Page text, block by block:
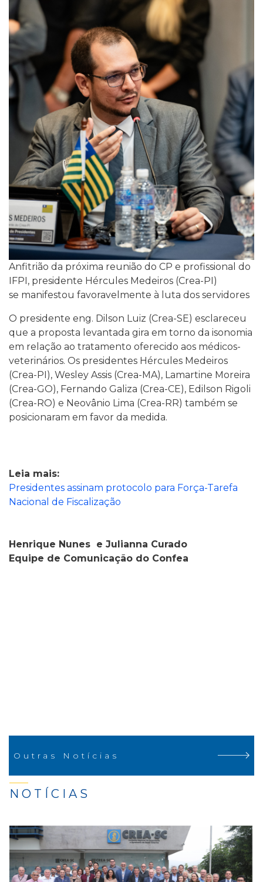
Anfitrião da próxima reunião do CP e profissional do
IFPI, presidente Hércules Medeiros (Crea-PI)
se manifestou favoravelmente à luta dos servidores
O presidente eng. Dilson Luiz (Crea-SE) esclareceu
que a proposta levantada gira em torno da isonomia
em relação ao tratamento oferecido aos médicos-
veterinários. Os presidentes Hércules Medeiros
(Crea-PI), Wesley Assis (Crea-MA), Lamartine Moreira
(Crea-GO), Fernando Galiza (Crea-CE), Edilson Rigoli
(Crea-RO) e Neovânio Lima (Crea-RR) também se
posicionaram em favor da medida.
Leia mais:
Presidentes assinam protocolo para Força-Tarefa
Nacional de Fiscalização
Henrique Nunes e Julianna Curado
Equipe de Comunicação do Confea
Outras Notícias
NOTÍCIAS